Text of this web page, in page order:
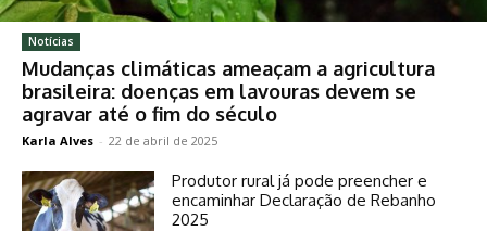
Notícias
Mudanças climáticas ameaçam a agricultura
brasileira: doenças em lavouras devem se
agravar até o fim do século
Karla Alves - 22 de abril de 2025
Produtor rural já pode preencher e
encaminhar Declaração de Rebanho
2025